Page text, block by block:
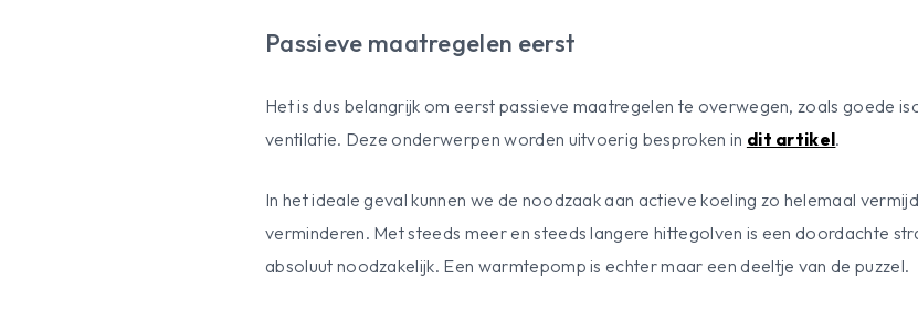
Passieve maatregelen eerst
Het is dus belangrijk om eerst passieve maatregelen te overwegen, zoals goede
ventilatie. Deze onderwerpen worden uitvoerig besproken in dit artikel.
In het ideale geval kunnen we de noodzaak aan actieve koeling zo helemaal
verminderen. Met steeds meer en steeds langere hittegolven is een doordachte
absoluut noodzakelijk. Een warmtepomp is echter maar een deeltje van de puzzel.